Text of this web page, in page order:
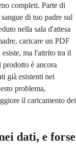
completi. Parte di
di tuo padre sul
nella sala d'attesa
caricare un PDF
ma l'attrito tra il
prodotto è ancora
già esistenti nei
problema,
il caricamento dei
dati, e forse